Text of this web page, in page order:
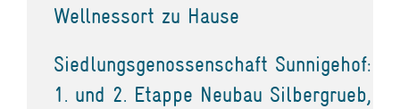
Wellnessort zu Hause
Siedlungsgenossenschaft Sunnigehof:
1. und 2. Etappe Neubau Silbergrueb,